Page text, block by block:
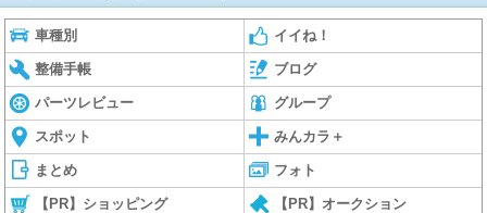
車種別 イイね！
整備手帳 ブログ
パーツレビュー グループ
スポット みんカラ＋
まとめ フォト
【PR】ショッピング 【PR】オークション